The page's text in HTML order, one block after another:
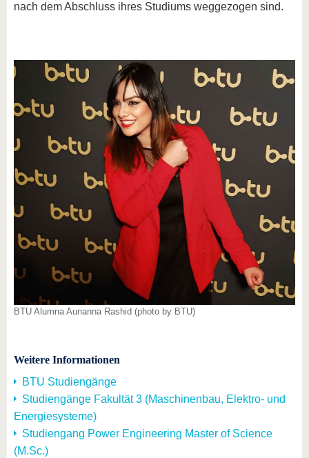
nach dem Abschluss ihres Studiums weggezogen sind.
BTU Alumna Aunanna Rashid (photo by BTU)
Weitere Informationen
BTU Studiengänge
Studiengänge Fakultät 3 (Maschinenbau, Elektro- und
Energiesysteme)
Studiengang Power Engineering Master of Science
(M.Sc.)